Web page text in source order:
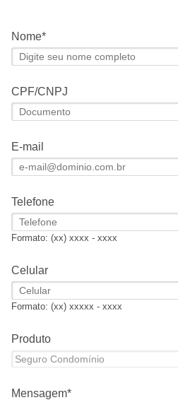
Nome
CPF/CNPJ
E-mail
Telefone
Formato: (xx) xxxx - xxxx
Celular
Formato: (xx) xxxxx - xxxx
Produto
Mensagem